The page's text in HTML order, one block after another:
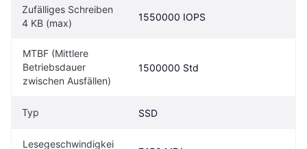
Zufälliges Schreiben
4 KB (max)
1550000 IOPS
MTBF (Mittlere
Betriebsdauer
zwischen Ausfällen)
1500000 Std
Typ SSD
Lesegeschwindigkei